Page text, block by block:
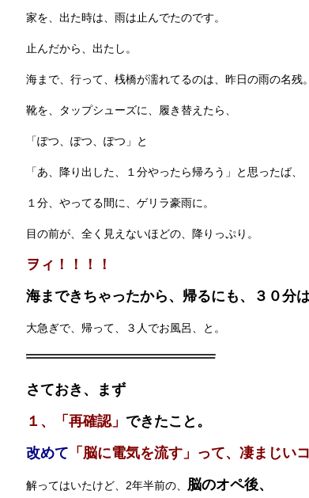
家を、出た時は、雨は止んでたのです。
止んだから、出たし。
海まで、行って、桟橋が濡れてるのは、昨日の雨の名残。
靴を、タップシューズに、履き替えたら、
「ぽつ、ぽつ、ぽつ」と
「あ、降り出した、１分やったら帰ろう」と思ったば、
１分、やってる間に、ゲリラ豪雨に。
目の前が、全く見えないほどの、降りっぷり。
ヲィ！！！！
海まできちゃったから、帰るにも、３０分
大急ぎで、帰って、３人でお風呂、と。
さておき、まず
１、「再確認」 できたこと。
改めて 「脳に電気を流す」って、凄まじい
解ってはいたけど、2年半前の、 脳のオペ後、